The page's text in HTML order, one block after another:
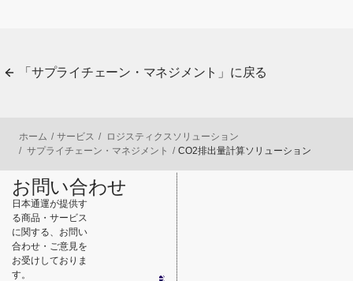
「サプライチェーン・マネジメント」に戻る
ホーム サービス
ロジスティクスソリューション
サプライチェーン・マネジメント
CO2排出量計算ソリューション
お問い合わせ
日本通運が提供す
る商品・サービス
に関する、お問い
合わせ・ご意見を
お受けしておりま
す。